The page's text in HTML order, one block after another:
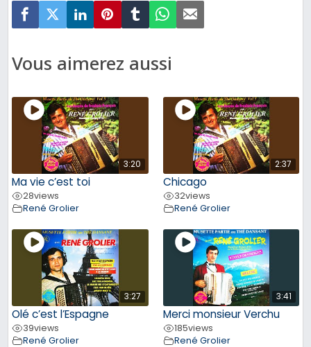
Vous aimerez aussi
3:20
Ma vie c’est toi
28views
René Grolier
2:37
Chicago
32views
René Grolier
3:27
Olé c’est l’Espagne
39views
René Grolier
3:41
Merci monsieur Verchu
185views
René Grolier